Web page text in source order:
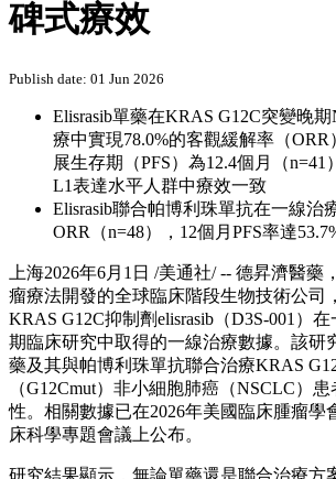
碑式療效
Publish date: 01 Jun 2026
Elisrasib單藥在KRAS G12C突變晚
療中實現78.0%的客觀緩解率（ORR
展生存期（PFS）為12.4個月（n=41
L1表達水平人群中療效一致
Elisrasib聯合帕博利珠單抗在一線治
ORR（n=48），12個月PFS率達
上海2026年6月1日 /美通社/ -- 德昇濟醫藥
瘤療法開發的全球臨床階段生物技術公司
KRAS G12C抑制劑elisrasib（D3S-001）
期臨床研究中取得的一線治療數據。該研
藥及其與帕博利珠單抗聯合治療KRAS
（G12Cmut）非小細胞肺癌（NSCLC）
性。相關數據已在2026年美國臨床腫瘤學
床科學專題會議上公布。
研究結果顯示，無論單藥還是聯合治療方